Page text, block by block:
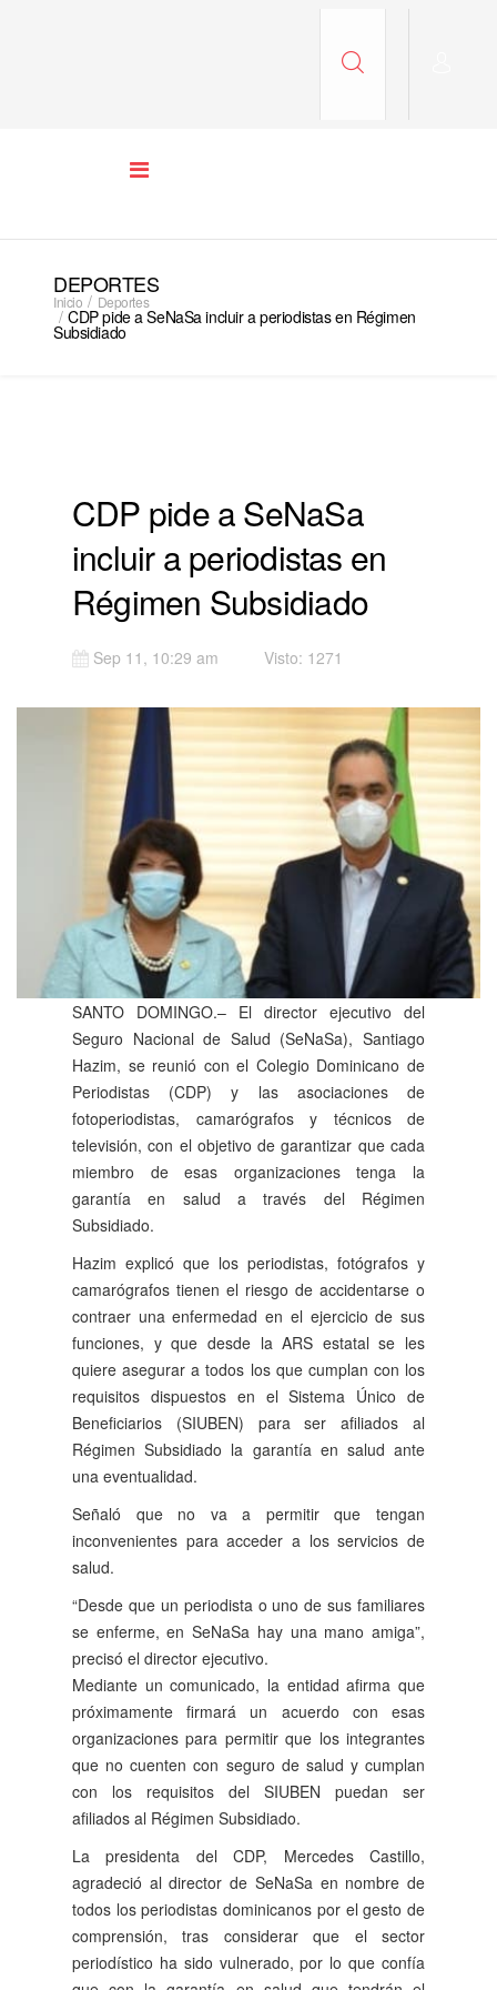
DEPORTES
Inicio Deportes
CDP pide a SeNaSa incluir a periodistas en Régimen
Subsidiado
CDP pide a SeNaSa
incluir a periodistas en
Régimen Subsidiado
Sep 11, 10:29 am Visto: 1271
SANTO DOMINGO.– El director ejecutivo del
Seguro Nacional de Salud (SeNaSa), Santiago
Hazim, se reunió con el Colegio Dominicano de
Periodistas (CDP) y las asociaciones de
fotoperiodistas, camarógrafos y técnicos de
televisión, con el objetivo de garantizar que cada
miembro de esas organizaciones tenga la
garantía en salud a través del Régimen
Subsidiado.
Hazim explicó que los periodistas, fotógrafos y
camarógrafos tienen el riesgo de accidentarse o
contraer una enfermedad en el ejercicio de sus
funciones, y que desde la ARS estatal se les
quiere asegurar a todos los que cumplan con los
requisitos dispuestos en el Sistema Único de
Beneficiarios (SIUBEN) para ser afiliados al
Régimen Subsidiado la garantía en salud ante
una eventualidad.
Señaló que no va a permitir que tengan
inconvenientes para acceder a los servicios de
salud.
“Desde que un periodista o uno de sus familiares
se enferme, en SeNaSa hay una mano amiga”,
precisó el director ejecutivo.
Mediante un comunicado, la entidad afirma que
próximamente firmará un acuerdo con esas
organizaciones para permitir que los integrantes
que no cuenten con seguro de salud y cumplan
con los requisitos del SIUBEN puedan ser
afiliados al Régimen Subsidiado.
La presidenta del CDP, Mercedes Castillo,
agradeció al director de SeNaSa en nombre de
todos los periodistas dominicanos por el gesto de
comprensión, tras considerar que el sector
periodístico ha sido vulnerado, por lo que confía